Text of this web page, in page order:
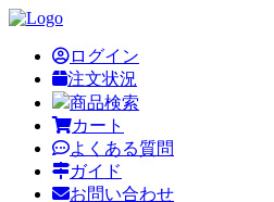
ログイン
注文状況
商品検索
カート
よくある質問
ガイド
お問い合わせ